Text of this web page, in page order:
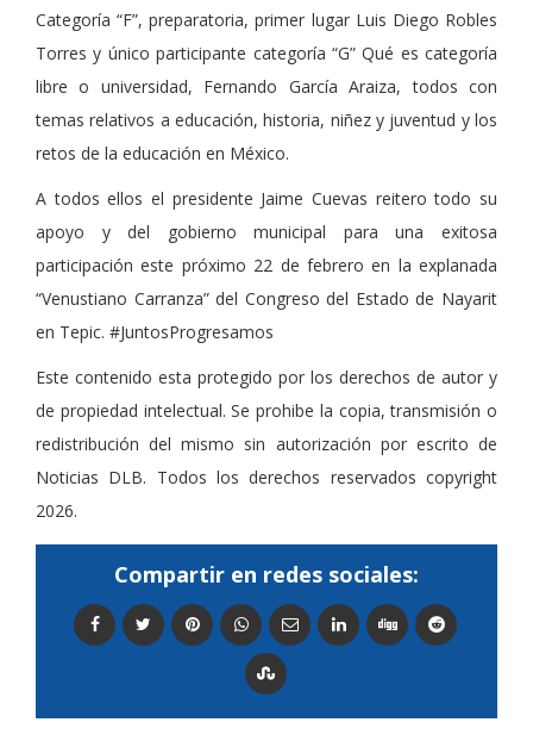
Categoría “F”, preparatoria, primer lugar Luis Diego Robles
Torres y único participante categoría “G” Qué es categoría
libre o universidad, Fernando García Araiza, todos con
temas relativos a educación, historia, niñez y juventud y los
retos de la educación en México.
A todos ellos el presidente Jaime Cuevas reitero todo su
apoyo y del gobierno municipal para una exitosa
participación este próximo 22 de febrero en la explanada
“Venustiano Carranza” del Congreso del Estado de Nayarit
en Tepic. #JuntosProgresamos
Este contenido esta protegido por los derechos de autor y
de propiedad intelectual. Se prohibe la copia, transmisión o
redistribución del mismo sin autorización por escrito de
Noticias DLB. Todos los derechos reservados copyright
2026.
Compartir en redes sociales: